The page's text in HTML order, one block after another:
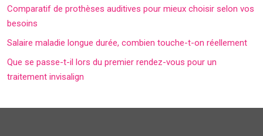
Comparatif de prothèses auditives pour mieux choisir selon vos
besoins
Salaire maladie longue durée, combien touche-t-on réellement
Que se passe-t-il lors du premier rendez-vous pour un
traitement invisalign